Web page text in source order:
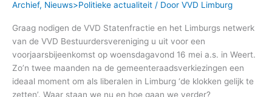
Archief, Nieuws>Politieke actualiteit / Door VVD Limburg
Graag nodigen de VVD Statenfractie en het Limburgs netwerk
van de VVD Bestuurdersvereniging u uit voor een
voorjaarsbijeenkomst op woensdagavond 16 mei a.s. in Weert.
Zo’n twee maanden na de gemeenteraadsverkiezingen een
ideaal moment om als liberalen in Limburg ‘de klokken gelijk te
zetten’. Waar staan we nu en hoe gaan we verder?